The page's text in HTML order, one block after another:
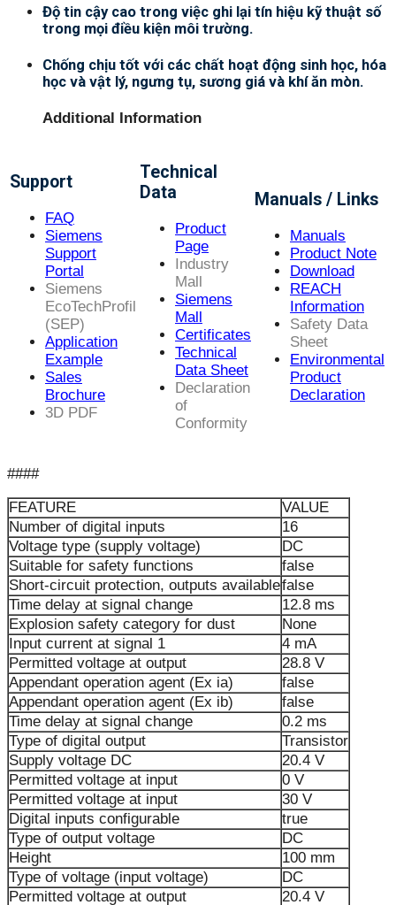
Độ tin cậy cao trong việc ghi lại tín hiệu kỹ thuật số
trong mọi điều kiện môi trường.
Chống chịu tốt với các chất hoạt động sinh học, hóa
học và vật lý, ngưng tụ, sương giá và khí ăn mòn.
Additional Information
Support
FAQ
Siemens
Support
Portal
Siemens
EcoTechProfil
(SEP)
Application
Example
Sales
Brochure
3D PDF
Technical
Data
Product
Page
Industry
Mall
Siemens
Mall
Certificates
Technical
Data Sheet
Declaration
of
Conformity
Manuals / Links
Manuals
Product Note
Download
REACH
Information
Safety Data
Sheet
Environmental
Product
Declaration
####
FEATURE
VALUE
Number of digital inputs
16
Voltage type (supply voltage)
DC
Suitable for safety functions
false
Short-circuit protection, outputs availablefalse
Time delay at signal change
12.8 ms
Explosion safety category for dust
None
Input current at signal 1
4 mA
Permitted voltage at output
28.8 V
Appendant operation agent (Ex ia)
false
Appendant operation agent (Ex ib)
false
Time delay at signal change
0.2 ms
Type of digital output
Transistor
Supply voltage DC
20.4 V
Permitted voltage at input
0 V
Permitted voltage at input
30 V
Digital inputs configurable
true
Type of output voltage
DC
Height
100 mm
Type of voltage (input voltage)
DC
Permitted voltage at output
20.4 V